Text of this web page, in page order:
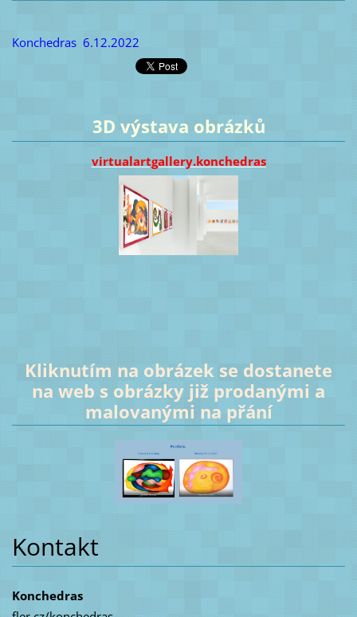
Konchedras 6.12.2022
3D výstava obrázků
virtualartgallery.konchedras
Kliknutím na obrázek se dostanete
na web s obrázky již prodanými a
malovanými na přání
Kontakt
Konchedras